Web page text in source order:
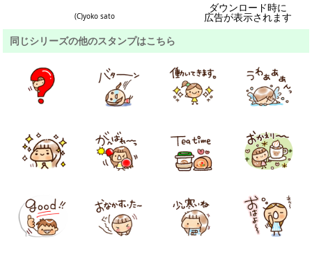
(C)yoko sato
ダウンロード時に
広告が表示されます
同じシリーズの他のスタンプはこちら